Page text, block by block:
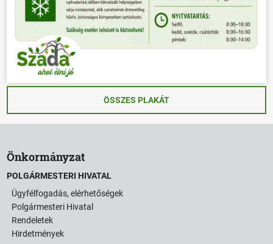
ÖSSZES PLAKÁT
Önkormányzat
POLGÁRMESTERI HIVATAL
Ügyfélfogadás, elérhetőségek
Polgármesteri Hivatal
Rendeletek
Hirdetmények